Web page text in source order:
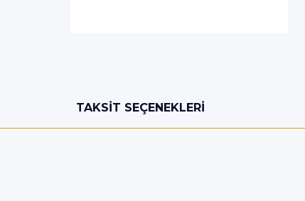
TAKSIT SEÇENEKLERI